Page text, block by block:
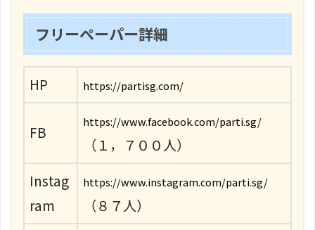
フリーペーパー詳細
HP https://partisg.com/
FB
https://www.facebook.com/parti.sg/
（１，７００人）
Instag
ram
https://www.instagram.com/parti.sg/
（８７人）